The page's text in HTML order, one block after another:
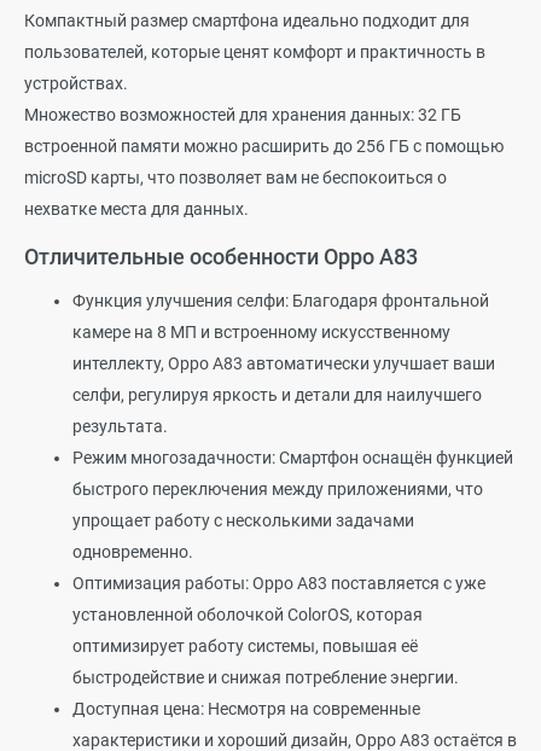
Компактный размер смартфона идеально подходит для
пользователей, которые ценят комфорт и практичность в
устройствах.
Множество возможностей для хранения данных: 32 ГБ
встроенной памяти можно расширить до 256 ГБ с помощью
microSD карты, что позволяет вам не беспокоиться о
нехватке места для данных.
Отличительные особенности Oppo A83
Функция улучшения селфи: Благодаря фронтальной
камере на 8 МП и встроенному искусственному
интеллекту, Oppo A83 автоматически улучшает ваши
селфи, регулируя яркость и детали для наилучшего
результата.
Режим многозадачности: Смартфон оснащён функцией
быстрого переключения между приложениями, что
упрощает работу с несколькими задачами
одновременно.
Оптимизация работы: Oppo A83 поставляется с уже
установленной оболочкой ColorOS, которая
оптимизирует работу системы, повышая её
быстродействие и снижая потребление энергии.
Доступная цена: Несмотря на современные
характеристики и хороший дизайн, Oppo A83 остаётся в